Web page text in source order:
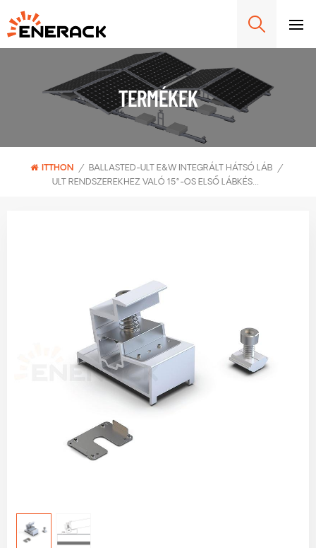
TERMÉKEK
ITTHON / BALLASTED-ULT E&W INTEGRÁLT HÁTSÓ LÁB
/
ULT RENDSZEREKHEZ VALÓ 15°-OS ELSŐ LÁBKÉSZLET ERK-BUS-15, ELŐTÉTTEL ELLÁTOTT